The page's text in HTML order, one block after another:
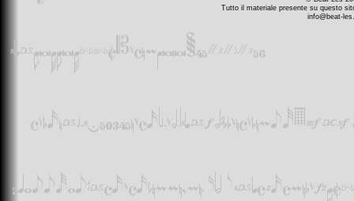
Tutto il materiale presente su questo
info@beat-